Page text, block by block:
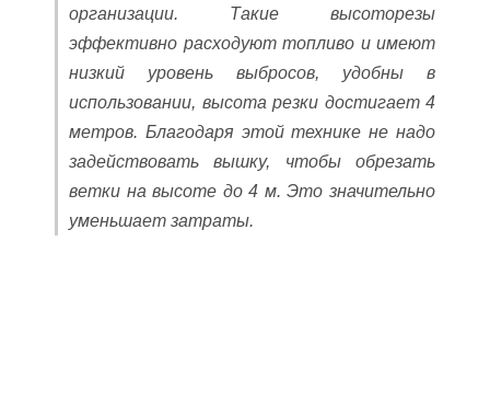
организации. Такие высоторезы
эффективно расходуют топливо и имеют
низкий уровень выбросов, удобны в
использовании, высота резки достигает 4
метров. Благодаря этой технике не надо
задействовать вышку, чтобы обрезать
ветки на высоте до 4 м. Это значительно
уменьшает затраты.